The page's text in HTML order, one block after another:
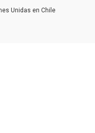
Unidas en Chile